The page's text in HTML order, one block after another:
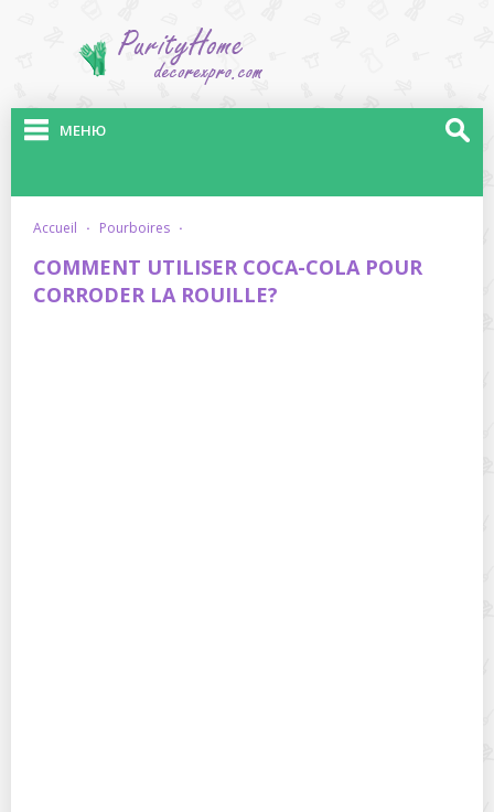
МЕНЮ
accueil · pourboires ·
COMMENT UTILISER COCA-COLA POUR
CORRODER LA ROUILLE?